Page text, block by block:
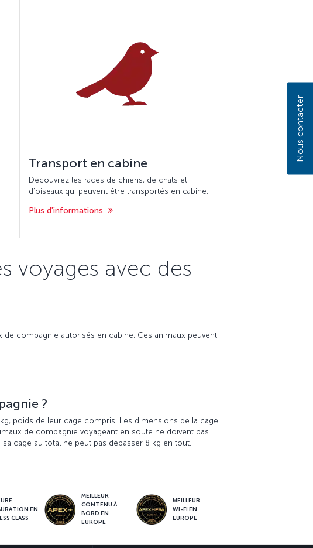
Transport en cabine
Découvrez les races de chiens, de chats et
d’oiseaux qui peuvent être transportés en cabine.
Plus d'informations
voyages avec des
compagnie autorisés en cabine. Ces animaux peuvent
?
poids de leur cage compris. Les dimensions de la cage
de compagnie voyageant en soute ne doivent pas
cage au total ne peut pas dépasser 8 kg en tout.
EN
CLASS
MEILLEUR
CONTENU À
BORD EN
EUROPE
MEILLEUR
WI-FI EN
EUROPE
Nous contacter